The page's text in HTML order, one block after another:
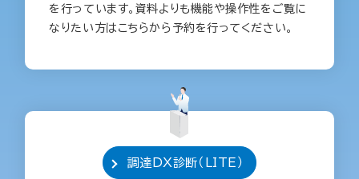
を行っています。資料よりも機能や操作性をご覧に
なりたい方はこちらから予約を行ってください。
調達DX診断（LITE）